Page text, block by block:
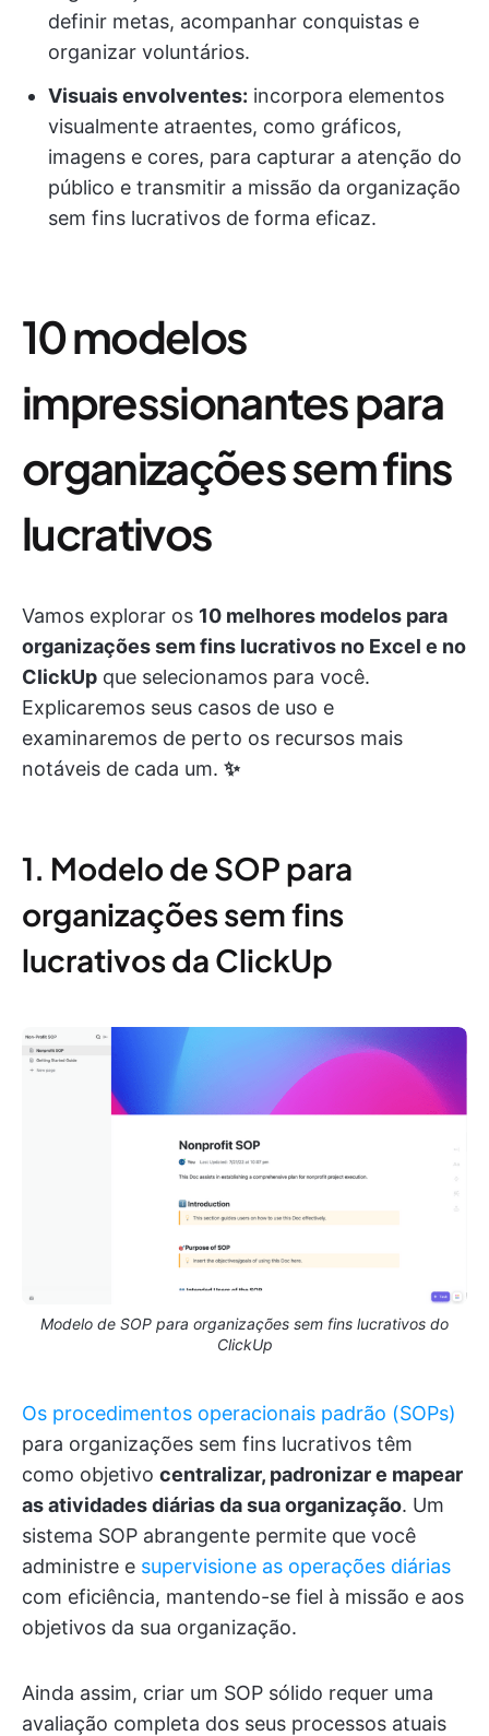
definir metas, acompanhar conquistas e
organizar voluntários.
Visuais envolventes: incorpora elementos
visualmente atraentes, como gráficos,
imagens e cores, para capturar a atenção do
público e transmitir a missão da organização
sem fins lucrativos de forma eficaz.
10 modelos
impressionantes para
organizações sem fins
lucrativos
Vamos explorar os 10 melhores modelos para
organizações sem fins lucrativos no Excel e no
ClickUp que selecionamos para você.
Explicaremos seus casos de uso e
examinaremos de perto os recursos mais
notáveis de cada um. ✨
1. Modelo de SOP para
organizações sem fins
lucrativos da ClickUp
Modelo de SOP para organizações sem fins lucrativos do
ClickUp
Os procedimentos operacionais padrão (SOPs)
para organizações sem fins lucrativos têm
como objetivo centralizar, padronizar e mapear
as atividades diárias da sua organização. Um
sistema SOP abrangente permite que você
administre e supervisione as operações diárias
com eficiência, mantendo-se fiel à missão e aos
objetivos da sua organização.
Ainda assim, criar um SOP sólido requer uma
avaliação completa dos seus processos atuais